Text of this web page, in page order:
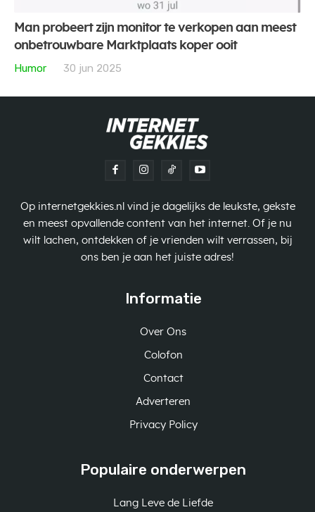
Man probeert zijn monitor te verkopen aan meest
onbetrouwbare Marktplaats koper ooit
Humor
30 jun 2025
Op internetgekkies.nl vind je dagelijks de leukste, gekste
en meest opvallende content van het internet. Of je nu
wilt lachen, ontdekken of je vrienden wilt verrassen, bij
ons ben je aan het juiste adres!
Informatie
Over Ons
Colofon
Contact
Adverteren
Privacy Policy
Populaire onderwerpen
Lang Leve de Liefde